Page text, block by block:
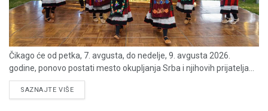
Čikago će od petka, 7. avgusta, do nedelje, 9. avgusta 2026.
godine, ponovo postati mesto okupljanja Srba i njihovih prijatelja...
SAZNAJTE VIŠEDETAILS